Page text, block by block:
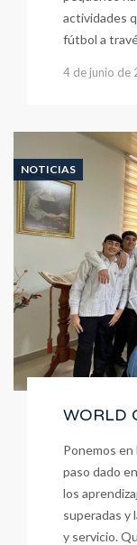
actividades
fútbol a
4 de junio de
NOTICIAS
WORLD
Ponemos en
paso dado
los
superadas y
y servicio.